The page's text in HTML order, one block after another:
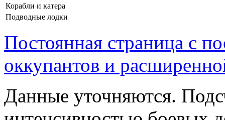
Корабли и катера
Подводные лодки
Постоянная страница с
оккупантов и
Данные уточняются.